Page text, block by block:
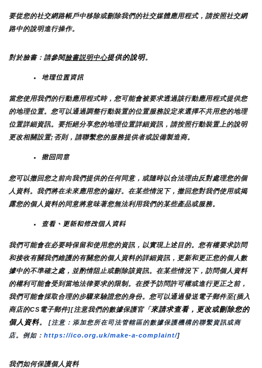
要從您的社交網路帳戶中移除或刪除我們的社交媒體應用程式，請按照社交網
路中的說明進行操作。
對於臉書：請參閱臉書説明中心提供的說明。
地理位置資訊
當您使用我們的行動應用程式時，您可能會被要求透過該行動應用程式提供您
的地理位置。您可以通過調整行動裝置的位置服務設定來選擇不共用您的地理
位置詳細資訊。要拒絕分享您的地理位置詳細資訊，請按照行動裝置上的說明
更改相關設置;否則，請聯繫您的服務提供者或設備製造商。
撤回同意
您可以撤回您之前向我們提供的任何同意，或隨時以合法理由反對處理您的個
人資料。我們將在未來應用您的偏好。在某些情況下，撤回您對我們使用或揭
露您的個人資料的同意將意味著您無法利用我們的某些產品或服務。
查看、更新和修改個人資料
我們可能會在必要時保留和使用您的資訊，以實現上述目的。您有權要求訪問
和接收有關我們維護的有關您的個人資料的詳細資訊，更新和更正您的個人數
據中的不準確之處，並酌情阻止或刪除該資訊。在某些情況下，訪問個人資料
的權利可能會受到當地法律要求的限制。在授予訪問許可權或進行更正之前，
我們可能會採取合理的步驟來驗證您的身份。您可以通過發送電子郵件至{插入
商店的CS電子郵件][注意我們的數據保護官「來請求查看，更改或刪除您的
個人資料。
[注意：添加您所在司法管轄區的數據保護機構的聯繫資訊或商
店。例如： https://ico.org.uk/make-a-complaint/]
我們如何保護個人資料